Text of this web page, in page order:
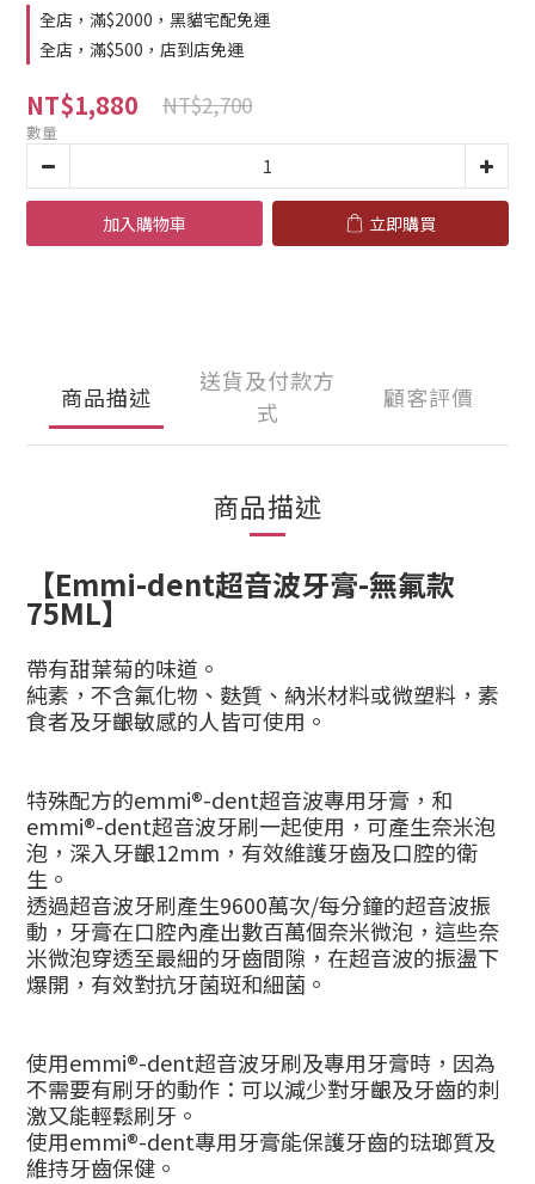
全店，滿$2000，黑貓宅配免運
全店，滿$500，店到店免運
NT$1,880 NT$2,700
數量
加入購物車 立即購買
商品描述
送貨及付款方
式
顧客評價
商品描述
【Emmi-dent超音波牙膏-無氟款
75ML】
帶有甜葉菊的味道。
純素，不含氟化物、麩質、納米材料或微塑料，素
食者及牙齦敏感的人皆可使用。
特殊配方的emmi®-dent超音波專用牙膏，和
emmi®-dent超音波牙刷一起使用，可產生奈米泡
泡，深入牙齦12mm，有效維護牙齒及口腔的衛
生。
透過超音波牙刷產生9600萬次/每分鐘的超音波振
動，牙膏在口腔內產出數百萬個奈米微泡，這些奈
米微泡穿透至最細的牙齒間隙，在超音波的振盪下
爆開，有效對抗牙菌斑和細菌。
使用emmi®-dent超音波牙刷及專用牙膏時，因為
不需要有刷牙的動作：可以減少對牙齦及牙齒的刺
激又能輕鬆刷牙。
使用emmi®-dent專用牙膏能保護牙齒的琺瑯質及
維持牙齒保健。